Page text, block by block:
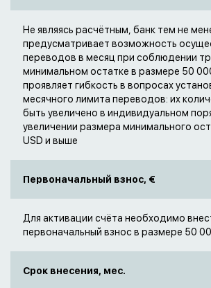
Не являясь расчётным, банк тем не
предусматривает возможность
переводов в месяц при соблюдении
минимальном остатке в размере 50
проявляет гибкость в вопросах
месячного лимита переводов: их
быть увеличено в индивидуальном
увеличении размера минимального
USD и выше
Первоначальный взнос, €
Для активации счёта необходимо
первоначальный взнос в размере 50
Срок внесения, мес.